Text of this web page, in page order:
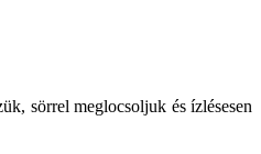
sörrel meglocsoljuk és ízlésesen